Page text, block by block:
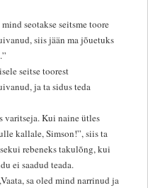
seotakse seitsme toore
siis jään ma jõuetuks
seitse toorest
ja ta sidus teda
varitseja. Kui naine ütles
kallale, Simson!”, siis ta
rebeneks takulõng, kui
ei saadud teada.
sa oled mind narrinud ja